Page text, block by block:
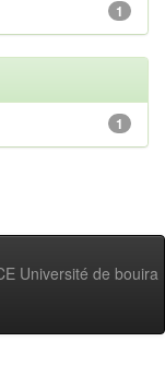
1
1
Université de bouira